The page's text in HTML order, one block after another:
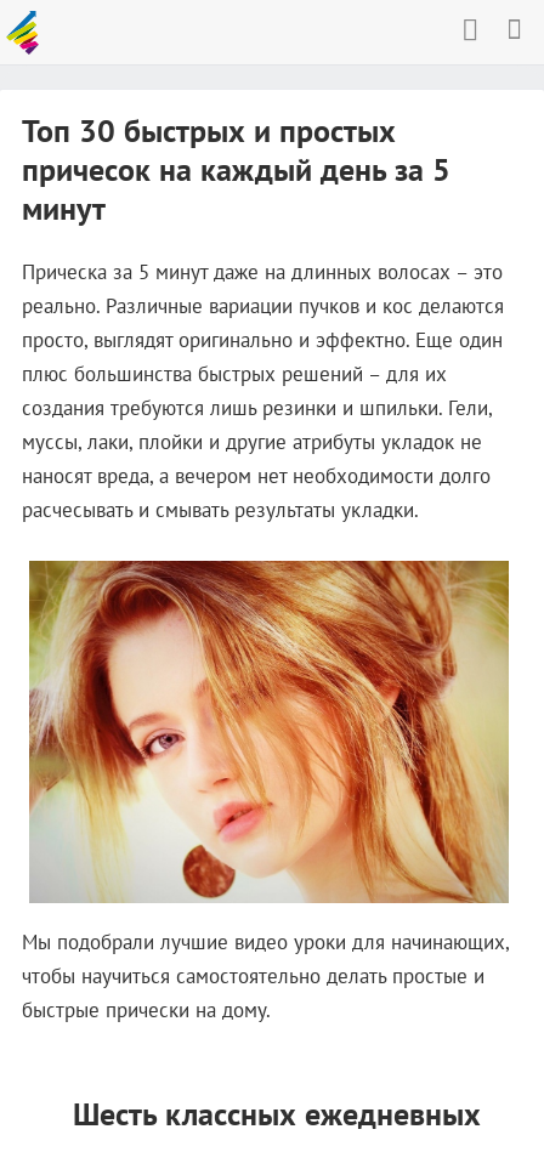
Топ 30 быстрых и простых
причесок на каждый день за 5
минут
Прическа за 5 минут даже на длинных волосах – это
реально. Различные вариации пучков и кос делаются
просто, выглядят оригинально и эффектно. Еще один
плюс большинства быстрых решений – для их
создания требуются лишь резинки и шпильки. Гели,
муссы, лаки, плойки и другие атрибуты укладок не
наносят вреда, а вечером нет необходимости долго
расчесывать и смывать результаты укладки.
Мы подобрали лучшие видео уроки для начинающих,
чтобы научиться самостоятельно делать простые и
быстрые прически на дому.
Шесть классных ежедневных